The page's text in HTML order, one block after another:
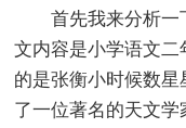
首先我来分析一
文内容是小学语文
的是张衡小时候数
了一位著名的天文